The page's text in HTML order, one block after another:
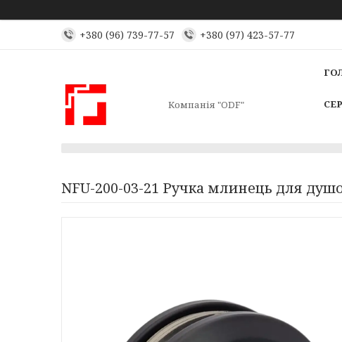
+380 (96) 739-77-57 +380 (97) 423-57-77
Компанія "ODF"
NFU-200-03-21 Ручка млинець для